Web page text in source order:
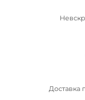
Доставка